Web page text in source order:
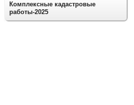
Комплексные кадастровые
работы-2025